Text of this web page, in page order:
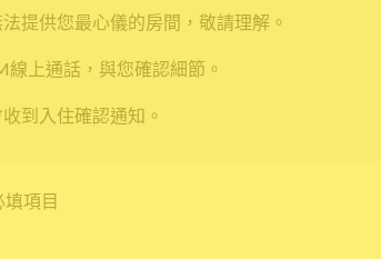
提供您最心儀的房間，敬請理解。
上通話，與您確認細節。
到入住確認通知。
填項目